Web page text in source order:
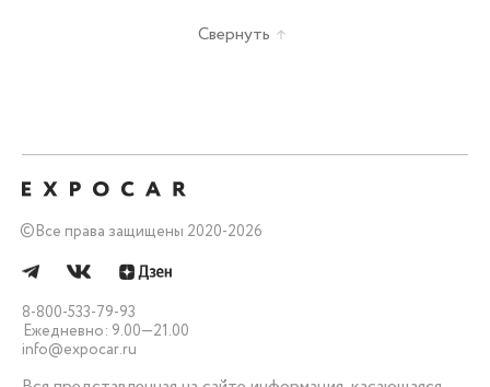
Свернуть
©Все права защищены 2020-2026
8-800-533-79-93
Ежедневно: 9.00—21.00
info@expocar.ru